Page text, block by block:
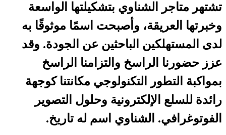
تشتهر متاجر الشناوي بتشكيلتها الواسعة
وخبرتها العريقة، وأصبحت اسمًا موثوقًا به
لدى المستهلكين الباحثين عن الجودة. وقد
عزز حضورنا الراسخ والتزامنا الراسخ
بمواكبة التطور التكنولوجي مكانتنا كوجهة
رائدة للسلع الإلكترونية وحلول التصوير
الفوتوغرافي. الشناوي اسم له تاريخ.